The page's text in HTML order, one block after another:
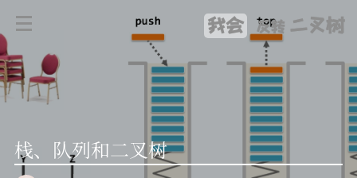
我会 反转 二叉树
栈、队列和二叉树